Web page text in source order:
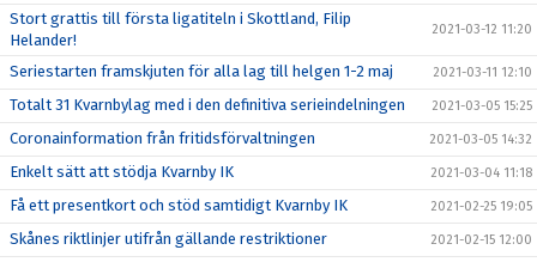
Stort grattis till första ligatiteln i Skottland, Filip
Helander!
2021-03-12 11:20
Seriestarten framskjuten för alla lag till helgen 1-2 maj 2021-03-11 12:10
Totalt 31 Kvarnbylag med i den definitiva serieindelningen 2021-03-05 15:25
Coronainformation från fritidsförvaltningen 2021-03-05 14:32
Enkelt sätt att stödja Kvarnby IK 2021-03-04 11:18
Få ett presentkort och stöd samtidigt Kvarnby IK 2021-02-25 19:05
Skånes riktlinjer utifrån gällande restriktioner 2021-02-15 12:00